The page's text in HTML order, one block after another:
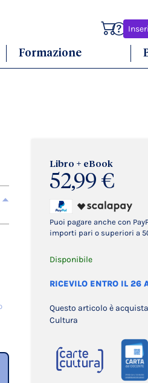
Carrello
Formazione
Libro + eBook
52,99 €
Puoi pagare anche con
importi pari o superiori a
Disponibile
RICEVILO ENTRO IL 26
Questo articolo è
Cultura